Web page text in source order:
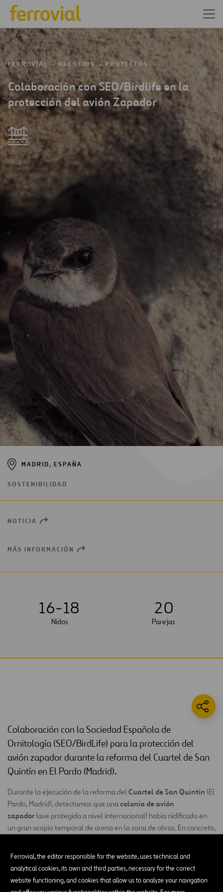
Ferrovial, the editor responsible for the website, uses technical and
analytical cookies, its own and third parties, necessary for the correct
website functioning, and cookies that allow us to analyze your navigation
FERROVIAL NEGOCIOS PROYECTOS
Colaboración con SEO/Birdlife en la
protección del avión Zapador
MADRID, ESPAÑA
SOSTENIBILIDAD
NOTICIA OPEN
MÁS INFORMACIÓN OPEN
16-18
Nidos
20
Parejas
Colaboración con la Sociedad Española de
Ornitología (SEO/BirdLife) para la protección del
avión zapador durante la reforma del Cuartel de San
Quintín en El Pardo (Madrid).
Durante la ejecución de la reforma del Cuartel de San Quintín (El
Pardo, Madrid), detectamos que una colonia de avión
zapador (ave protegida a nivel internacional) había nidificado en
un gran acopio temporal de arena en la zona de obras. En concreto,
Ante tal circunstancia, decidimos adoptar un compromiso en
colaboración con laSociedad Española de